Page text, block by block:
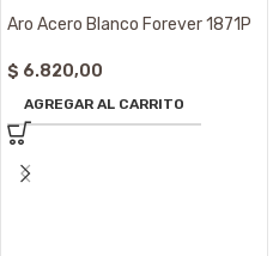
Aro Acero Blanco Forever 1871P
$ 6.820,00
AGREGAR AL CARRITO